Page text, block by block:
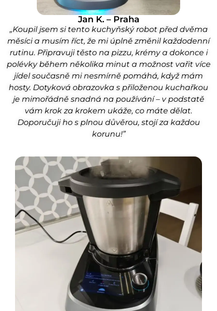
Jan K. – Praha
„Koupil jsem si tento kuchyňský robot před dvěma
měsíci a musím říct, že mi úplně změnil každodenní
rutinu. Připravuji těsto na pizzu, krémy a dokonce i
polévky během několika minut a možnost vařit více
jídel současně mi nesmírně pomáhá, když mám
hosty. Dotyková obrazovka s přiloženou kuchařkou
je mimořádně snadná na používání – v podstatě
vám krok za krokem ukáže, co máte dělat.
Doporučuji ho s plnou důvěrou, stojí za každou
korunu!”